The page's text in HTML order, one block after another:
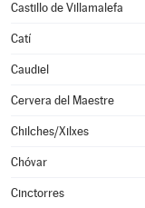
Castillo de Villamalefa
Catí
Caudiel
Cervera del Maestre
Chilches/Xilxes
Chóvar
Cinctorres